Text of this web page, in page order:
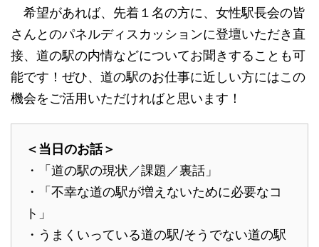
希望があれば、先着１名の方に、女性駅長会の皆
さんとのパネルディスカッションに登壇いただき直
接、道の駅の内情などについてお聞きすることも可
能です！ぜひ、道の駅のお仕事に近しい方にはこの
機会をご活用いただければと思います！
＜当日のお話＞
・「道の駅の現状／課題／裏話」
・「不幸な道の駅が増えないために必要なコ
ト」
・うまくいっている道の駅/そうでない道の駅